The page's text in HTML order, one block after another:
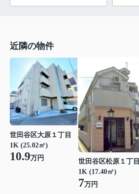
近隣の物件
世田谷区大原１丁目
1K (25.02㎡)
10.9万円
世田谷区松原１丁目
1K (17.40㎡)
7万円